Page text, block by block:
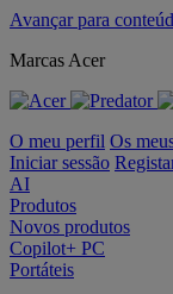
Avançar para
Marcas Acer
O meu perfil Os
Iniciar sessão
AI
Produtos
Novos produtos
Copilot+ PC
Portáteis